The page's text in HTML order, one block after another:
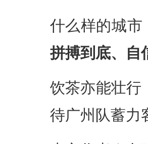
什么样的城市
拼搏到底、自
饮茶亦能壮行
待广州队蓄力